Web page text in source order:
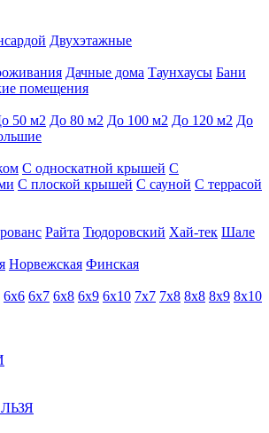
Двухэтажные
Дачные дома Таунхаусы Бани
помещения
50 м2 До 80 м2 До 100 м2 До 120 м2 До
С односкатной крышей С
С плоской крышей С сауной С террасой
Райта Тюдоровский Хай-тек Шале
Норвежская Финская
6х6 6х7 6х8 6х9 6х10 7х7 7х8 8х8 8х9 8х10